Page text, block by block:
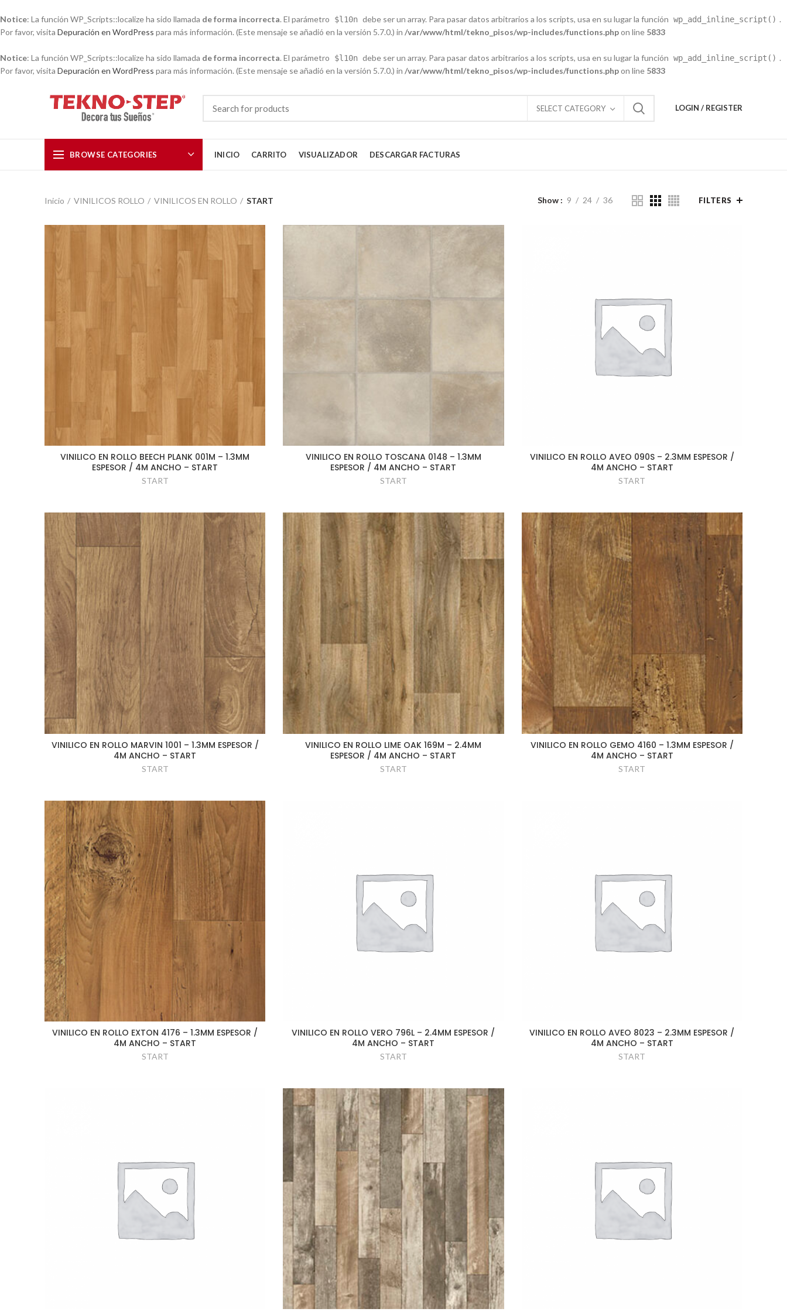
Notice: La función WP_Scripts::localize ha sido llamada de forma incorrecta. El parámetro $l10n debe ser un array. Para pasar datos arbitrarios a los scripts, usa en su lugar la función wp_add_inline_script() .
Por favor, visita Depuración en WordPress para más información. (Este mensaje se añadió en la versión 5.7.0.) in /var/www/html/tekno_pisos/wp-includes/functions.phpon line 5833
Notice: La función WP_Scripts::localize ha sido llamada de forma incorrecta. El parámetro $l10n debe ser un array. Para pasar datos arbitrarios a los scripts, usa en su lugar la función wp_add_inline_script() .
Por favor, visita Depuración en WordPress para más información. (Este mensaje se añadió en la versión 5.7.0.) in /var/www/html/tekno_pisos/wp-includes/functions.phpon line 5833
SELECT CATEGORY LOGIN / REGISTER
BROWSE CATEGORIES INICIO CARRITO VISUALIZADOR DESCARGAR FACTURAS
Inicio VINILICOS ROLLO VINILICOS EN ROLLO START Show 9 24 36 FILTERS
VINILICO EN ROLLO BEECH PLANK 001M – 1.3MM
ESPESOR / 4M ANCHO – START
START
VINILICO EN ROLLO TOSCANA 0148 – 1.3MM
ESPESOR / 4M ANCHO – START
START
VINILICO EN ROLLO AVEO 090S – 2.3MM ESPESOR /
4M ANCHO – START
START
VINILICO EN ROLLO MARVIN 1001 – 1.3MM ESPESOR /
4M ANCHO – START
START
VINILICO EN ROLLO LIME OAK 169M – 2.4MM
ESPESOR / 4M ANCHO – START
START
VINILICO EN ROLLO GEMO 4160 – 1.3MM ESPESOR /
4M ANCHO – START
START
VINILICO EN ROLLO EXTON 4176 – 1.3MM ESPESOR /
4M ANCHO – START
START
VINILICO EN ROLLO VERO 796L – 2.4MM ESPESOR /
4M ANCHO – START
START
VINILICO EN ROLLO AVEO 8023 – 2.3MM ESPESOR /
4M ANCHO – START
START